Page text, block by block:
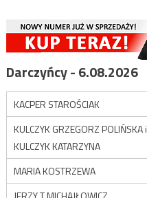
Darczyńcy - 6.08.2026
KACPER STAROŚCIAK
KULCZYK GRZEGORZ POLIŃSKA i
KULCZYK KATARZYNA
MARIA KOSTRZEWA